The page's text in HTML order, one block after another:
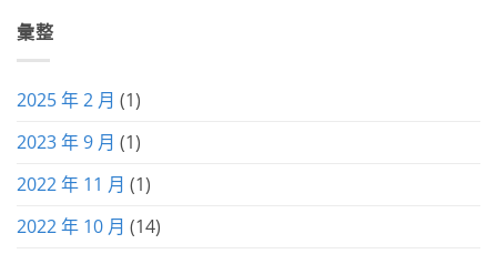
彙整
2025 年 2 月 (1)
2023 年 9 月 (1)
2022 年 11 月 (1)
2022 年 10 月 (14)